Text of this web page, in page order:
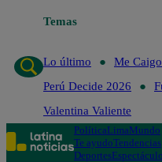
Temas
Lo último
Me
Perú Decide 2026
Valentina Valiente
PolíticaLimaMundo
Te ayudoTendencias
Deportes